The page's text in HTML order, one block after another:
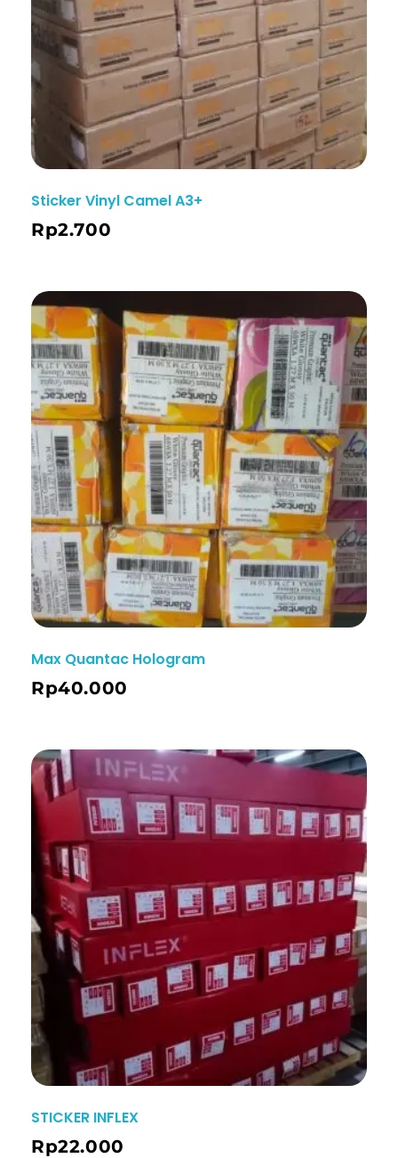
Sticker Vinyl Camel A3+
Rp2.700
Max Quantac Hologram
Rp40.000
STICKER INFLEX
Rp22.000